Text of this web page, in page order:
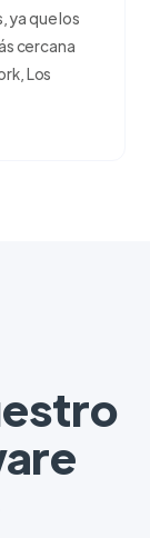
ya que los
cercana
Los